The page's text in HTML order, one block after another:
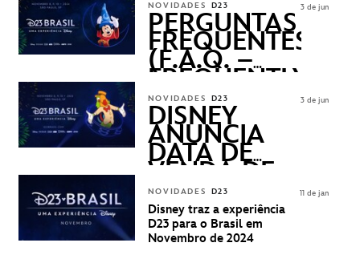
NOVIDADES D23
PERGUNTAS
FREQUENTES
(F.A.Q. –
FREQUENTLY
ASKED
QUESTIONS)
3 de jun
NOVIDADES D23
DISNEY
ANUNCIA
DATA DE
VENDA DE
INGRESSOS
PARA A D23
BRASIL -
UMA
3 de jun
NOVIDADES D23
Disney traz a experiência
D23 para o Brasil em
Novembro de 2024
11 de jan